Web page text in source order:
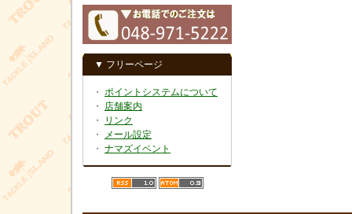
▼ フリーページ
・ ポイントシステムについて
・ 店舗案内
・
リンク
・
メール設定
・ ナマズイベント